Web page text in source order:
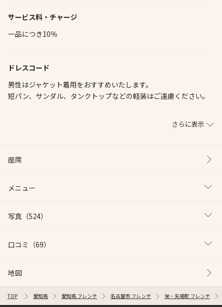
サービス料・チャージ
一品につき10％
ドレスコード
男性はジャケット着用をおすすめいたします。
短パン、サンダル、タンクトップなどの軽装はご遠慮ください。
さらに表示
座席
メニュー
写真 （524）
口コミ （69）
地図
TOP 愛知県 愛知県 フレンチ 名古屋市 フレンチ 栄・矢場町 フレンチ